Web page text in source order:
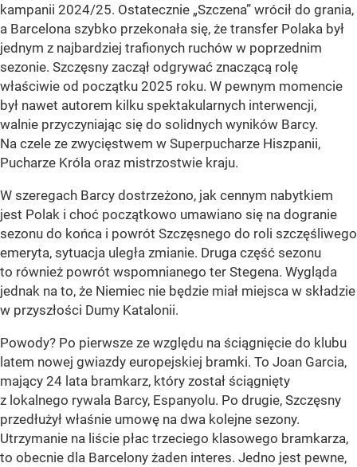
kampanii 2024/25. Ostatecznie „Szczena” wrócił do grania,
a Barcelona szybko przekonała się, że transfer Polaka był
jednym z najbardziej trafionych ruchów w poprzednim
sezonie. Szczęsny zaczął odgrywać znaczącą rolę
właściwie od początku 2025 roku. W pewnym momencie
był nawet autorem kilku spektakularnych interwencji,
walnie przyczyniając się do solidnych wyników Barcy.
Na czele ze zwycięstwem w Superpucharze Hiszpanii,
Pucharze Króla oraz mistrzostwie kraju.
W szeregach Barcy dostrzeżono, jak cennym nabytkiem
jest Polak i choć początkowo umawiano się na dogranie
sezonu do końca i powrót Szczęsnego do roli szczęśliwego
emeryta, sytuacja uległa zmianie. Druga część sezonu
to również powrót wspomnianego ter Stegena. Wygląda
jednak na to, że Niemiec nie będzie miał miejsca w składzie
w przyszłości Dumy Katalonii.
Powody? Po pierwsze ze względu na ściągnięcie do klubu
latem nowej gwiazdy europejskiej bramki. To Joan Garcia,
mający 24 lata bramkarz, który został ściągnięty
z lokalnego rywala Barcy, Espanyolu. Po drugie, Szczęsny
przedłużył właśnie umowę na dwa kolejne sezony.
Utrzymanie na liście płac trzeciego klasowego bramkarza,
to obecnie dla Barcelony żaden interes. Jedno jest pewne,